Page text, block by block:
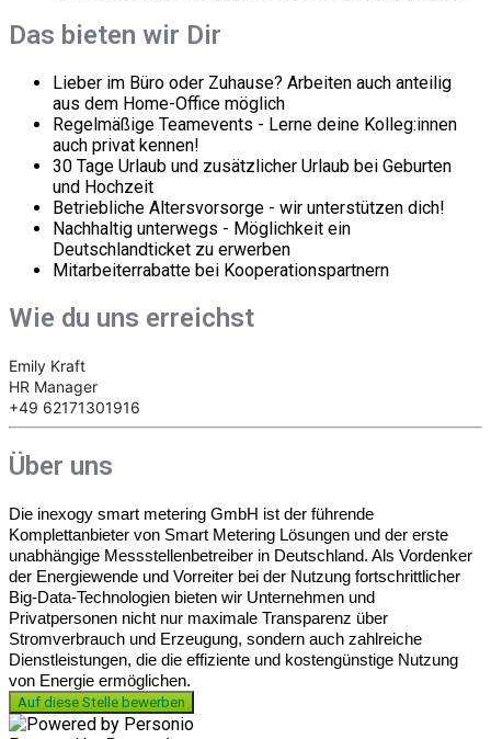
Das bieten wir Dir
Lieber im Büro oder Zuhause? Arbeiten auch anteilig
aus dem Home-Office möglich
Regelmäßige Teamevents - Lerne deine Kolleg:innen
auch privat kennen!
30 Tage Urlaub und zusätzlicher Urlaub bei Geburten
und Hochzeit
Betriebliche Altersvorsorge - wir unterstützen dich!
Nachhaltig unterwegs - Möglichkeit ein
Deutschlandticket zu erwerben
Mitarbeiterrabatte bei Kooperationspartnern
Wie du uns erreichst
Emily Kraft
HR Manager
+49 62171301916
Über uns
Die inexogy smart metering GmbH ist der führende
Komplettanbieter von Smart Metering Lösungen und der erste
unabhängige Messstellenbetreiber in Deutschland. Als Vordenker
der Energiewende und Vorreiter bei der Nutzung fortschrittlicher
Big-Data-Technologien bieten wir Unternehmen und
Privatpersonen nicht nur maximale Transparenz über
Stromverbrauch und Erzeugung, sondern auch zahlreiche
Dienstleistungen, die die effiziente und kostengünstige Nutzung
von Energie ermöglichen.
Auf diese Stelle bewerben